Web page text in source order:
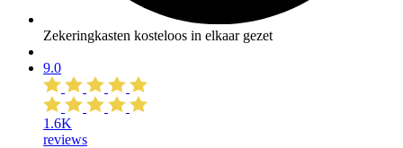
Zekeringkasten kosteloos in elkaar gezet
9.0
1.6K
reviews